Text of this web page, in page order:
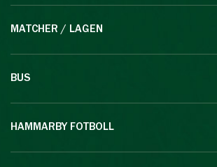
MATCHER / LAGEN
BUS
HAMMARBY FOTBOLL